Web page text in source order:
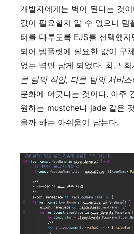
개발자에게는 벽이 된다는 것
값이 필요할지 알 수 없으니 템
터를 다루도록 EJS를 선택했
되어 템플릿에 필요한 값이 구
없는 벽만 남게 되었다. 최근
른 팀의 작업, 다른 팀의 서비
문화에 어긋나는 것이다. 아주
원하는 mustche나 jade 같은
을까 하는 아쉬움이 남는다.